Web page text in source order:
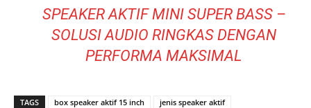
SPEAKER AKTIF MINI SUPER BASS –
SOLUSI AUDIO RINGKAS DENGAN
PERFORMA MAKSIMAL
TAGS box speaker aktif 15 inch
jenis speaker aktif